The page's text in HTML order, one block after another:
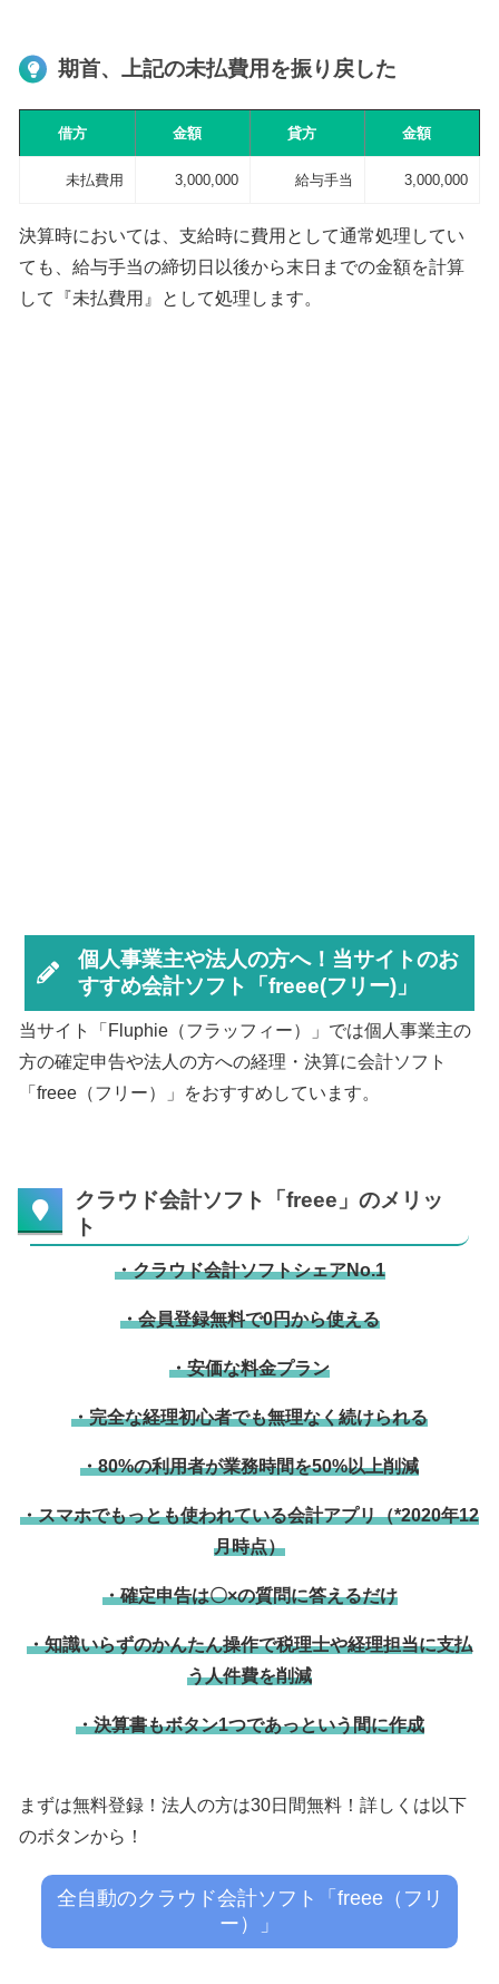
期首、上記の未払費用を振り戻した
借方 金額 貸方 金額
未払費用 3,000,000 給与手当 3,000,000
決算時においては、支給時に費用として通常処理してい
ても、給与手当の締切日以後から末日までの金額を計算
して『未払費用』として処理します。
個人事業主や法人の方へ！当サイトのお
すすめ会計ソフト「freee(フリー)」
当サイト「Fluphie（フラッフィー）」では個人事業主の
方の確定申告や法人の方への経理・決算に会計ソフト
「freee（フリー）」をおすすめしています。
クラウド会計ソフト「freee」のメリッ
ト
・クラウド会計ソフトシェアNo.1
・会員登録無料で0円から使える
・安価な料金プラン
・完全な経理初心者でも無理なく続けられる
・80%の利用者が業務時間を50%以上削減
・スマホでもっとも使われている会計アプリ（*2020年12
月時点）
・確定申告は〇×の質問に答えるだけ
・知識いらずのかんたん操作で税理士や経理担当に支払
う人件費を削減
・決算書もボタン1つであっという間に作成
まずは無料登録！法人の方は30日間無料！詳しくは以下
のボタンから！
全自動のクラウド会計ソフト「freee（フリ
ー）」